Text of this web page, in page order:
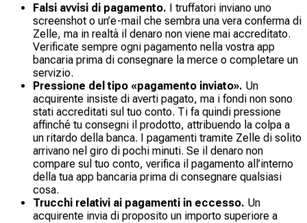
Falsi avvisi di pagamento. I truffatori inviano uno
screenshot o un’e-mail che sembra una vera conferma di
Zelle, ma in realtà il denaro non viene mai accreditato.
Verificate sempre ogni pagamento nella vostra app
bancaria prima di consegnare la merce o completare un
servizio.
Pressione del tipo «pagamento inviato». Un
acquirente insiste di averti pagato, ma i fondi non sono
stati accreditati sul tuo conto. Ti fa quindi pressione
affinché tu consegni il prodotto, attribuendo la colpa a
un ritardo della banca. I pagamenti tramite Zelle di solito
arrivano nel giro di pochi minuti. Se il denaro non
compare sul tuo conto, verifica il pagamento all’interno
della tua app bancaria prima di consegnare qualsiasi
cosa.
Trucchi relativi ai pagamenti in eccesso. Un
acquirente invia di proposito un importo superiore a